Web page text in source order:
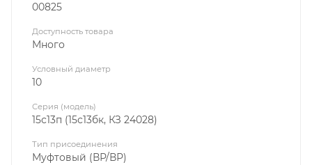
00825
Доступность товара
Много
Условный диаметр
10
Серия (модель)
15с13п (15с13бк, КЗ 24028)
Тип присоединения
Муфтовый (ВР/ВР)